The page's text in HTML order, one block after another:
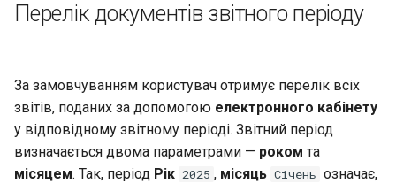
Перелік документів звітного періоду
За замовчуванням користувач отримує перелік всіх
звітів, поданих за допомогою електронного кабінету
у відповідному звітному періоді. Звітний період
визначається двома параметрами — роком та
місяцем. Так, період Рік 2025 , місяць Січень означає,